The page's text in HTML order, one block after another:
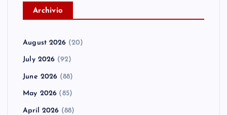
Archivio
August 2026 (20)
July 2026 (92)
June 2026 (88)
May 2026 (85)
April 2026 (88)